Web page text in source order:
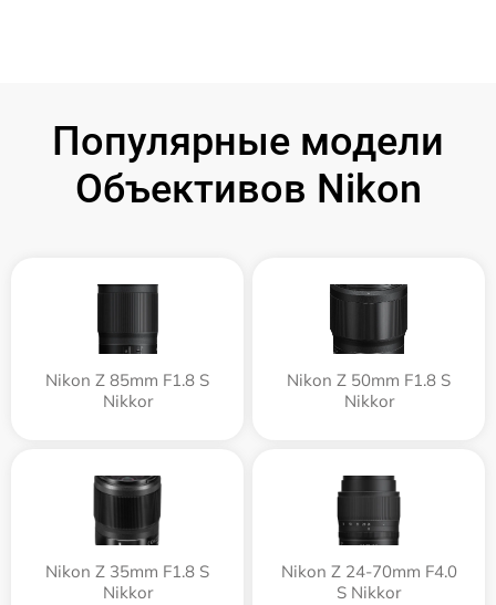
Популярные модели
Объективов Nikon
Nikon Z 85mm F1.8 S
Nikkor
Nikon Z 50mm F1.8 S
Nikkor
Nikon Z 35mm F1.8 S
Nikkor
Nikon Z 24-70mm F4.0
S Nikkor